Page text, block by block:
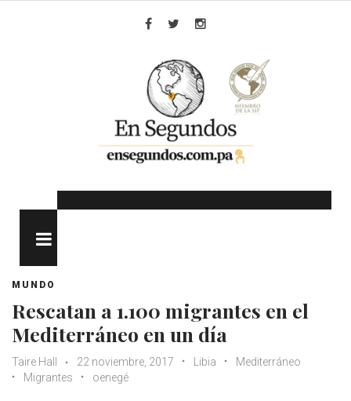
MUNDO
Rescatan a 1.100 migrantes en el
Mediterráneo en un día
Taire Hall 22 noviembre, 2017 Libia
Mediterráneo
Migrantes
oenegé